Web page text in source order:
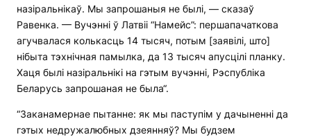
назіральнікаў. Мы запрошаныя не былі, — сказаў
Равенка. — Вучэнні ў Латвіі “Намейс”: першапачаткова
агучвалася колькасць 14 тысяч, потым [заявілі, што]
нібыта тэхнічная памылка, да 13 тысяч апусцілі планку.
Хаця былі назіральнікі на гэтым вучэнні, Рэспубліка
Беларусь запрошаная не была“.
“Заканамернае пытанне: як мы паступім у дачыненні да
гэтых недружалюбных дзеянняў? Мы будзем